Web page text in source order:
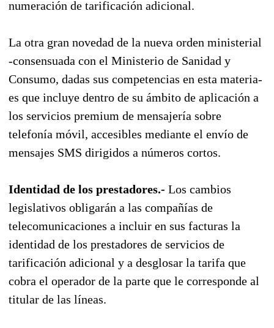
numeración de tarificación adicional.
La otra gran novedad de la nueva orden ministerial
-consensuada con el Ministerio de Sanidad y
Consumo, dadas sus competencias en esta materia-
es que incluye dentro de su ámbito de aplicación a
los servicios premium de mensajería sobre
telefonía móvil, accesibles mediante el envío de
mensajes SMS dirigidos a números cortos.
Identidad de los prestadores.- Los cambios
legislativos obligarán a las compañías de
telecomunicaciones a incluir en sus facturas la
identidad de los prestadores de servicios de
tarificación adicional y a desglosar la tarifa que
cobra el operador de la parte que le corresponde al
titular de las líneas.